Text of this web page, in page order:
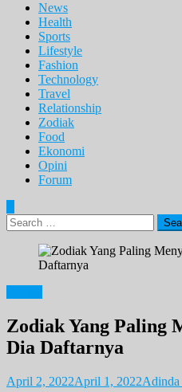
News
Health
Sports
Lifestyle
Fashion
Technology
Travel
Relationship
Zodiak
Food
Ekonomi
Opini
Forum
Search
for:
Zodiak Yang Paling
Dia Daftarnya
April 2, 2022April 1, 2022Adinda